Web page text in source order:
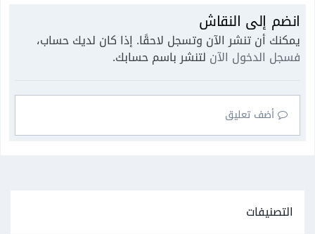
انضم إلى النقاش
يمكنك أن تنشر الآن وتسجل لاحقًا. إذا كان لديك حساب،
فسجل الدخول الآن لتنشر باسم حسابك.
أضف تعليق
التصنيفات